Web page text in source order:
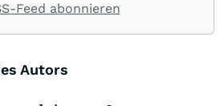
Ländern und das zu
Feed abonnieren
Autors